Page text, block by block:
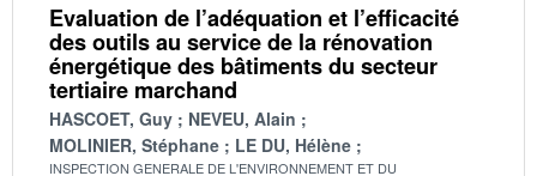
Evaluation de l’adéquation et l’efficacité
des outils au service de la rénovation
énergétique des bâtiments du secteur
tertiaire marchand
HASCOET, Guy
NEVEU, Alain
MOLINIER, Stéphane
LE DU, Hélène
INSPECTION GENERALE DE L'ENVIRONNEMENT ET DU